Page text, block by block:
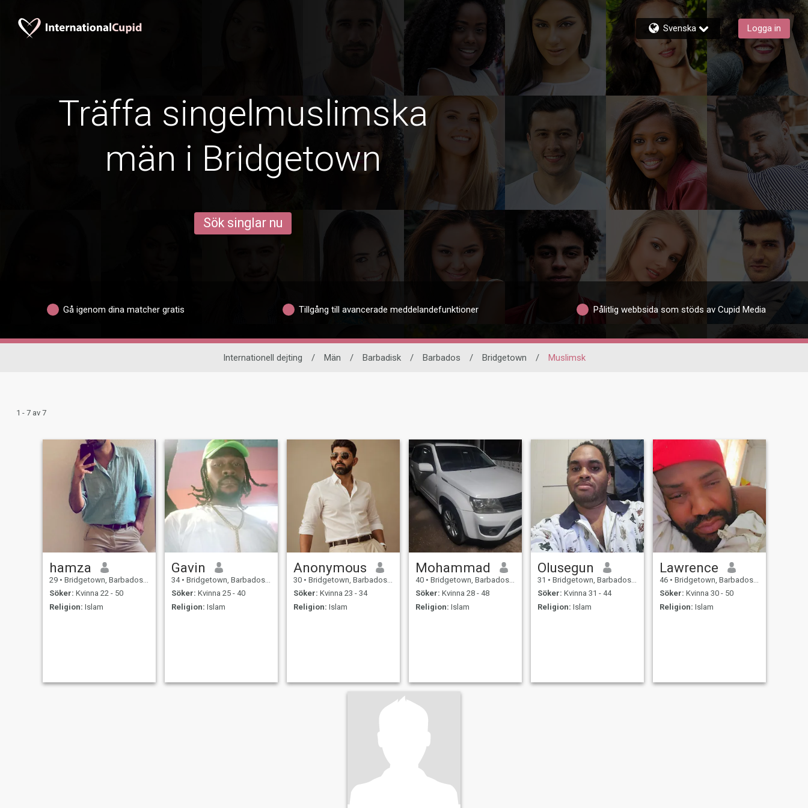
Svenska Logga in
Träffa singelmuslimska
män i Bridgetown
Sök singlar nu
Gå igenom dina matcher gratis Tillgång till avancerade meddelandefunktioner Pålitlig webbsida som stöds av Cupid Media
Internationell dejting / Män / Barbadisk / Barbados / Bridgetown / Muslimsk
1 - 7 av 7
hamza
29 • Bridgetown, Barbados, Barbados
Söker: Kvinna 22 - 50
Religion: Islam
Gavin
34 • Bridgetown, Barbados, Barbados
Söker: Kvinna 25 - 40
Religion: Islam
Anonymous
30 • Bridgetown, Barbados, Barbados
Söker: Kvinna 23 - 34
Religion: Islam
Mohammad
40 • Bridgetown, Barbados, Barbados
Söker: Kvinna 28 - 48
Religion: Islam
Olusegun
31 • Bridgetown, Barbados, Barbados
Söker: Kvinna 31 - 44
Religion: Islam
Lawrence
46 • Bridgetown, Barbados, Barbados
Söker: Kvinna 30 - 50
Religion: Islam